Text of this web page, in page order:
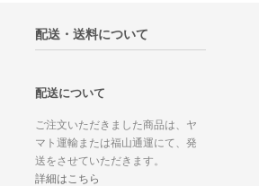
配送・送料について
配送について
ご注文いただきました商品は、ヤ
マト運輸または福山通運にて、発
送をさせていただきます。
詳細はこちら